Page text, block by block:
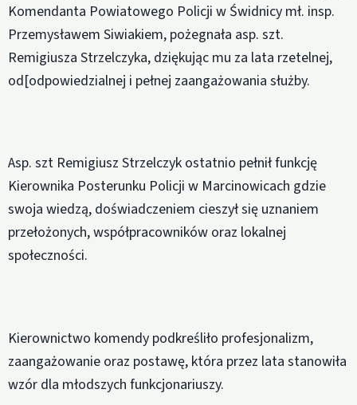
Komendanta Powiatowego Policji w Świdnicy mł. insp.
Przemysławem Siwiakiem, pożegnała asp. szt.
Remigiusza Strzelczyka, dziękując mu za lata rzetelnej,
od[odpowiedzialnej i pełnej zaangażowania służby.
Asp. szt Remigiusz Strzelczyk ostatnio pełnił funkcję
Kierownika Posterunku Policji w Marcinowicach gdzie
swoja wiedzą, doświadczeniem cieszył się uznaniem
przełożonych, współpracowników oraz lokalnej
społeczności.
Kierownictwo komendy podkreśliło profesjonalizm,
zaangażowanie oraz postawę, która przez lata stanowiła
wzór dla młodszych funkcjonariuszy.